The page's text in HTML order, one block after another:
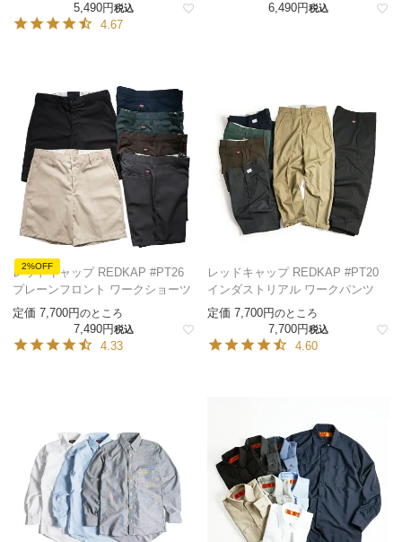
5,490 税込
4.67
6,490 税込
2%OFF
レッドキャップ REDKAP #PT26
プレーンフロント ワークショーツ
定価 7,700 のところ
7,490 税込
4.33
レッドキャップ REDKAP #PT20
インダストリアル ワークパンツ
定価 7,700 のところ
7,700 税込
4.60